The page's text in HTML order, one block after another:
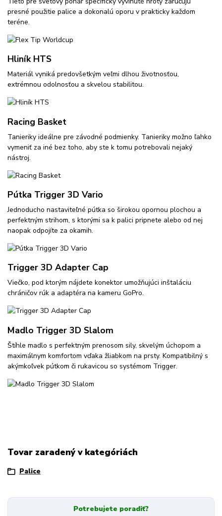
presné použitie palice a dokonalú oporu v prakticky každom
teréne.
Hliník HTS
Materiál vyniká predovšetkým veľmi dlhou životnosťou,
extrémnou odolnosťou a skvelou stabilitou.
Racing Basket
Tanieriky ideálne pre závodné podmienky. Tanieriky možno ľahko
vymeniť za iné bez toho, aby ste k tomu potrebovali nejaký
nástroj.
Pútka Trigger 3D Vario
Jednoducho nastaviteľné pútka so širokou opornou plochou a
perfektným strihom, s ktorými sa k palici pripnete alebo od nej
naopak odpojíte za okamih.
Trigger 3D Adapter Cap
Viečko, pod ktorým nájdete konektor umožňujúci inštaláciu
chráničov rúk a adaptéra na kameru GoPro.
Madlo Trigger 3D Slalom
Štíhle madlo s perfektným prenosom sily, skvelým úchopom a
maximálnym komfortom vďaka žliabkom na prsty. Kompatibilný s
akýmkoľvek pútkom či rukavicou so systémom Trigger.
Tovar zaradený v kategóriách
Palice
Potrebujete poradiť?